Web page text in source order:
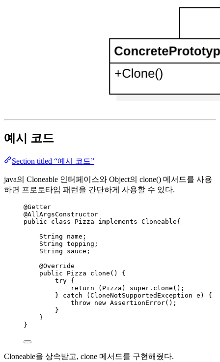
예시 코드
Section titled “예시 코드”
java의 Cloneable 인터페이스와 Object의 clone() 메서드를 사용
하면 프로토타입 패턴을 간단하게 사용할 수 있다.
@Getter
@AllArgsConstructor
public
class Pizza implements Cloneable{
String
name ;
String topping ;
String
sauce ;
@Override
public
Pizza clone ()
{
try {
return (Pizza) super . clone () ;
} catch (CloneNotSupportedException e )
{
throw new AssertionError() ;
}
}
}
Cloneable을 상속받고, clone 메서드를 구현해줬다.